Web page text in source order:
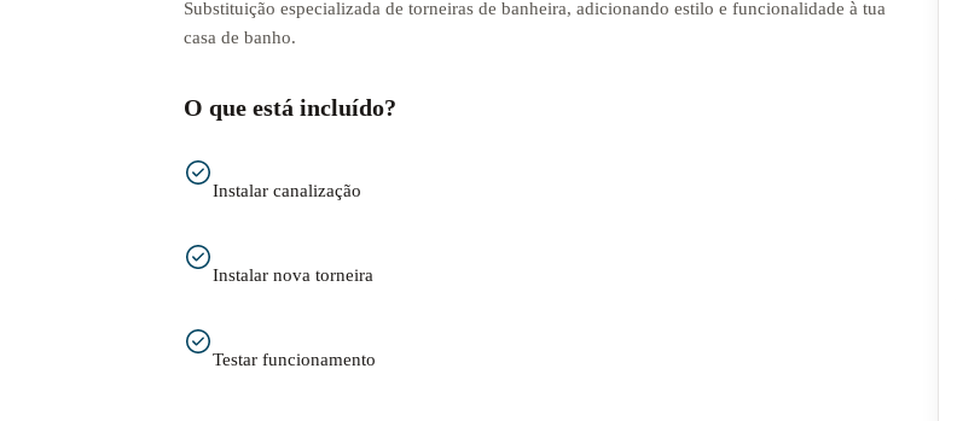
Substituição especializada de torneiras de banheira, adicionando estilo e funcionalidade à tua
casa de banho.
O que está incluído?
Instalar canalização
Instalar nova torneira
Testar funcionamento